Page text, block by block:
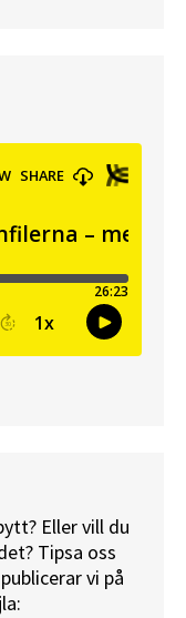
Eller vill du
Tipsa oss
vi på